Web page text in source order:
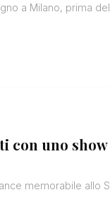
a Milano, prima
con uno
memorabile allo